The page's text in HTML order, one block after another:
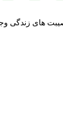
های زندگی